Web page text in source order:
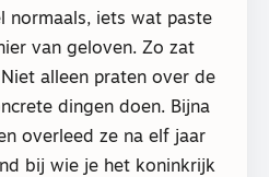
normaals, iets wat paste
van geloven. Zo zat
alleen praten over de
dingen doen. Bijna
overleed ze na elf jaar
bij wie je het koninkrijk